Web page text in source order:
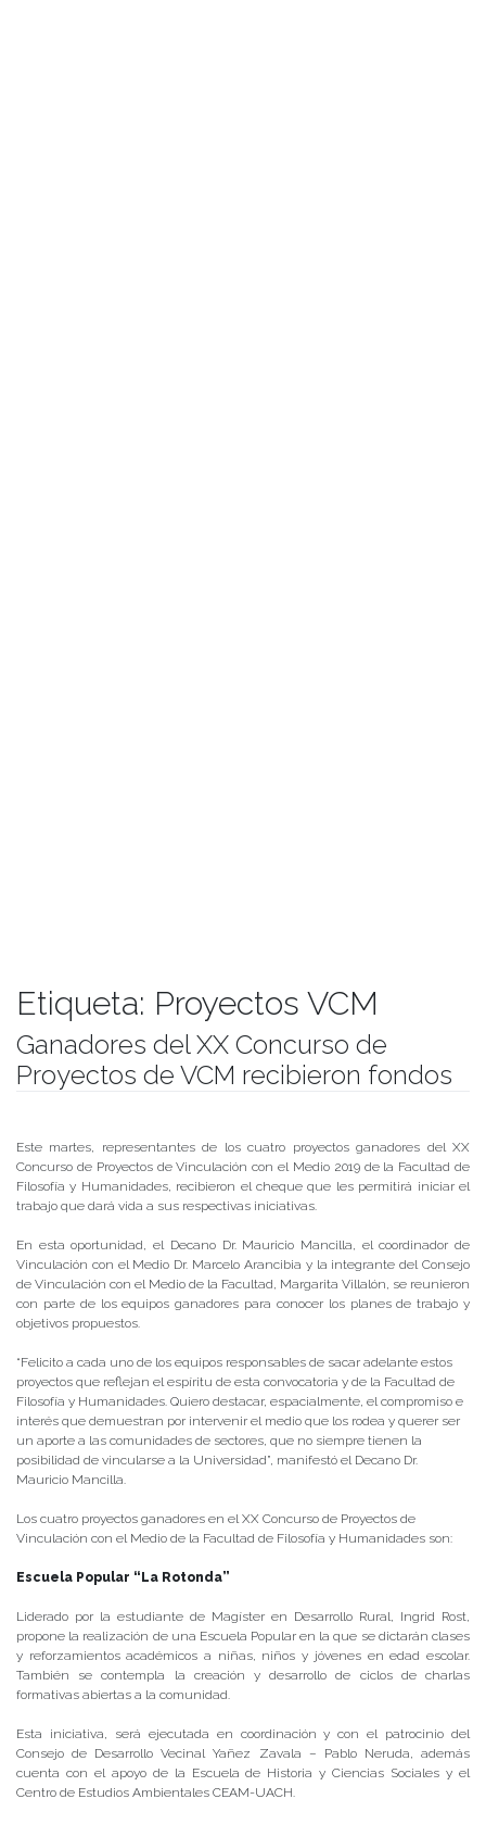
Etiqueta: Proyectos VCM
Ganadores del XX Concurso de
Proyectos de VCM recibieron fondos
Este martes, representantes de los cuatro proyectos ganadores del XX
Concurso de Proyectos de Vinculación con el Medio 2019 de la Facultad de
Filosofía y Humanidades, recibieron el cheque que les permitirá iniciar el
trabajo que dará vida a sus respectivas iniciativas.
En esta oportunidad, el Decano Dr. Mauricio Mancilla, el coordinador de
Vinculación con el Medio Dr. Marcelo Arancibia y la integrante del Consejo
de Vinculación con el Medio de la Facultad, Margarita Villalón, se reunieron
con parte de los equipos ganadores para conocer los planes de trabajo y
objetivos propuestos.
“Felicito a cada uno de los equipos responsables de sacar adelante estos
proyectos que reflejan el espíritu de esta convocatoria y de la Facultad de
Filosofía y Humanidades. Quiero destacar, espacialmente, el compromiso e
interés que demuestran por intervenir el medio que los rodea y querer ser
un aporte a las comunidades de sectores, que no siempre tienen la
posibilidad de vincularse a la Universidad”, manifestó el Decano Dr.
Mauricio Mancilla.
Los cuatro proyectos ganadores en el XX Concurso de Proyectos de
Vinculación con el Medio de la Facultad de Filosofía y Humanidades son:
Escuela Popular “La Rotonda”
Liderado por la estudiante de Magíster en Desarrollo Rural, Ingrid Rost,
propone la realización de una Escuela Popular en la que se dictarán clases
y reforzamientos académicos a niñas, niños y jóvenes en edad escolar.
También se contempla la creación y desarrollo de ciclos de charlas
formativas abiertas a la comunidad.
Esta iniciativa, será ejecutada en coordinación y con el patrocinio del
Consejo de Desarrollo Vecinal Yañez Zavala – Pablo Neruda, además
cuenta con el apoyo de la Escuela de Historia y Ciencias Sociales y el
Centro de Estudios Ambientales CEAM-UACH.